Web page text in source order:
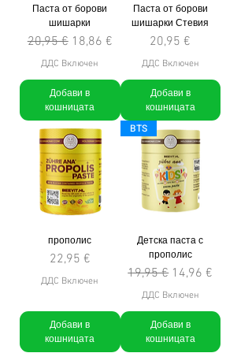
Паста от борови
шишарки
Редовна цена
20,95 € Продажна цена
18,86 €
ДДС Включен
Добави в
кошницата
Паста от борови
шишарки Стевия
Цена
20,95 €
ДДС Включен
Добави в
кошницата
прополис
Цена
22,95 €
ДДС Включен
Добави в
кошницата
BTS
Детска паста с
прополис
Редовна цена
19,95 € Продажна цена
14,96 €
ДДС Включен
Добави в
кошницата